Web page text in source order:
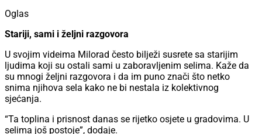
Oglas
Stariji, sami i željni razgovora
U svojim videima Milorad često bilježi susrete sa starijim
ljudima koji su ostali sami u zaboravljenim selima. Kaže da
su mnogi željni razgovora i da im puno znači što netko
snima njihova sela kako ne bi nestala iz kolektivnog
sjećanja.
“Ta toplina i prisnost danas se rijetko osjete u gradovima. U
selima još postoje”, dodaje.